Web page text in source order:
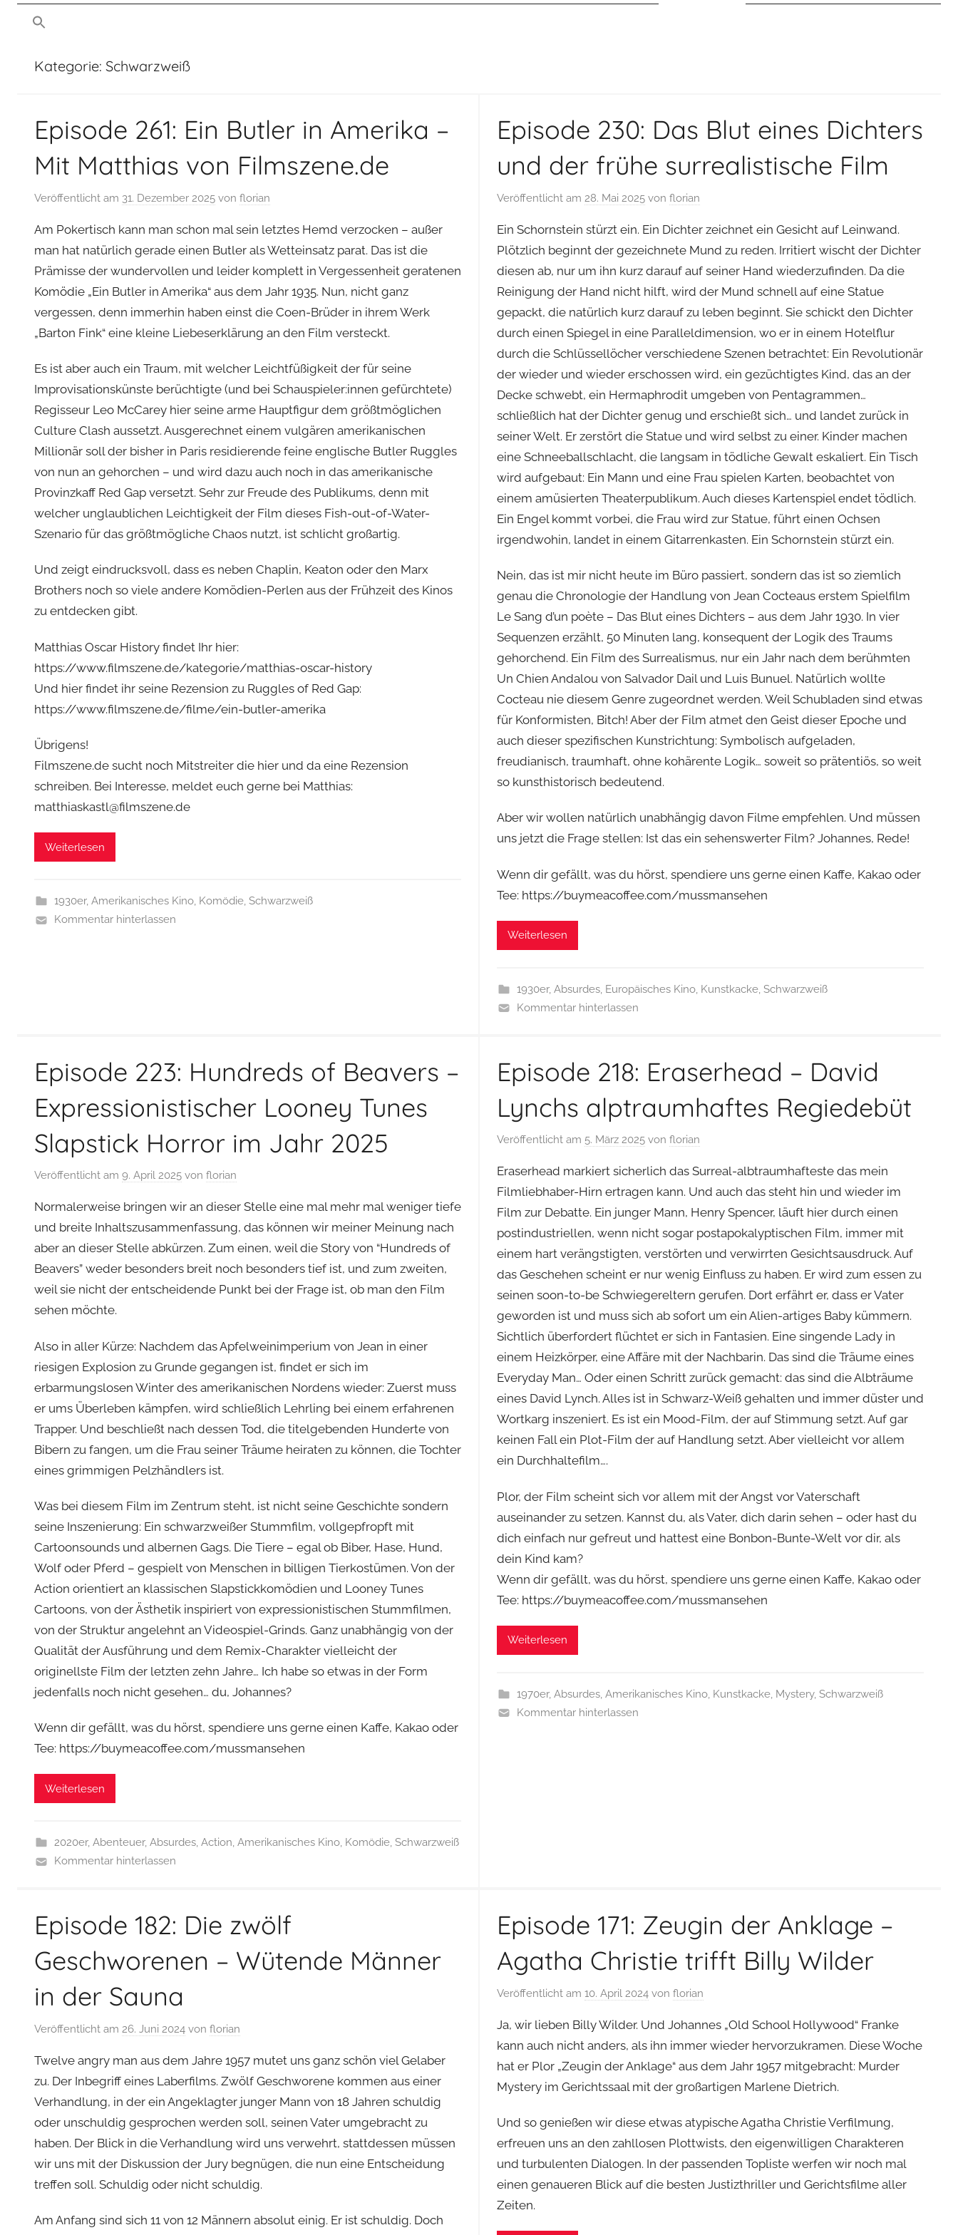
man
sehen
Podcast
mussmansehen.de
Kategorie: Schwarzweiß
Episode 261: Ein Butler in Amerika –
Mit Matthias von Filmszene.de
Veröffentlicht am 31. Dezember 2025 von florian
Am Pokertisch kann man schon mal sein letztes Hemd verzocken – außer
man hat natürlich gerade einen Butler als Wetteinsatz parat. Das ist die
Prämisse der wundervollen und leider komplett in Vergessenheit geratenen
Komödie „Ein Butler in Amerika“ aus dem Jahr 1935. Nun, nicht ganz
vergessen, denn immerhin haben einst die Coen-Brüder in ihrem Werk
„Barton Fink“ eine kleine Liebeserklärung an den Film versteckt.
Es ist aber auch ein Traum, mit welcher Leichtfüßigkeit der für seine
Improvisationskünste berüchtigte (und bei Schauspieler:innen gefürchtete)
Regisseur Leo McCarey hier seine arme Hauptfigur dem größtmöglichen
Culture Clash aussetzt. Ausgerechnet einem vulgären amerikanischen
Millionär soll der bisher in Paris residierende feine englische Butler Ruggles
von nun an gehorchen – und wird dazu auch noch in das amerikanische
Provinzkaff Red Gap versetzt. Sehr zur Freude des Publikums, denn mit
welcher unglaublichen Leichtigkeit der Film dieses Fish-out-of-Water-
Szenario für das größtmögliche Chaos nutzt, ist schlicht großartig.
Und zeigt eindrucksvoll, dass es neben Chaplin, Keaton oder den Marx
Brothers noch so viele andere Komödien-Perlen aus der Frühzeit des Kinos
zu entdecken gibt.
Matthias Oscar History findet Ihr hier:
https://www.filmszene.de/kategorie/matthias-oscar-history
Und hier findet ihr seine Rezension zu Ruggles of Red Gap:
https://www.filmszene.de/filme/ein-butler-amerika
Übrigens!
Filmszene.de sucht noch Mitstreiter die hier und da eine Rezension
schreiben. Bei Interesse, meldet euch gerne bei Matthias:
matthiaskastl@filmszene.de
Weiterlesen
1930er, Amerikanisches Kino, Komödie, Schwarzweiß
Kommentar hinterlassen
Episode 230: Das Blut eines Dichters
und der frühe surrealistische Film
Veröffentlicht am 28. Mai 2025 von florian
Ein Schornstein stürzt ein. Ein Dichter zeichnet ein Gesicht auf Leinwand.
Plötzlich beginnt der gezeichnete Mund zu reden. Irritiert wischt der Dichter
diesen ab, nur um ihn kurz darauf auf seiner Hand wiederzufinden. Da die
Reinigung der Hand nicht hilft, wird der Mund schnell auf eine Statue
gepackt, die natürlich kurz darauf zu leben beginnt. Sie schickt den Dichter
durch einen Spiegel in eine Paralleldimension, wo er in einem Hotelflur
durch die Schlüssellöcher verschiedene Szenen betrachtet: Ein Revolutionär
der wieder und wieder erschossen wird, ein gezüchtigtes Kind, das an der
Decke schwebt, ein Hermaphrodit umgeben von Pentagrammen…
schließlich hat der Dichter genug und erschießt sich… und landet zurück in
seiner Welt. Er zerstört die Statue und wird selbst zu einer. Kinder machen
eine Schneeballschlacht, die langsam in tödliche Gewalt eskaliert. Ein Tisch
wird aufgebaut: Ein Mann und eine Frau spielen Karten, beobachtet von
einem amüsierten Theaterpublikum. Auch dieses Kartenspiel endet tödlich.
Ein Engel kommt vorbei, die Frau wird zur Statue, führt einen Ochsen
irgendwohin, landet in einem Gitarrenkasten. Ein Schornstein stürzt ein.
Nein, das ist mir nicht heute im Büro passiert, sondern das ist so ziemlich
genau die Chronologie der Handlung von Jean Cocteaus erstem Spielfilm
Le Sang d’un poète – Das Blut eines Dichters – aus dem Jahr 1930. In vier
Sequenzen erzählt, 50 Minuten lang, konsequent der Logik des Traums
gehorchend. Ein Film des Surrealismus, nur ein Jahr nach dem berühmten
Un Chien Andalou von Salvador Dail und Luis Bunuel. Natürlich wollte
Cocteau nie diesem Genre zugeordnet werden. Weil Schubladen sind etwas
für Konformisten, Bitch! Aber der Film atmet den Geist dieser Epoche und
auch dieser spezifischen Kunstrichtung: Symbolisch aufgeladen,
freudianisch, traumhaft, ohne kohärente Logik… soweit so prätentiös, so weit
so kunsthistorisch bedeutend.
Aber wir wollen natürlich unabhängig davon Filme empfehlen. Und müssen
uns jetzt die Frage stellen: Ist das ein sehenswerter Film? Johannes, Rede!
Wenn dir gefällt, was du hörst, spendiere uns gerne einen Kaffe, Kakao oder
Tee: https://buymeacoffee.com/mussmansehen
Weiterlesen
1930er, Absurdes, Europäisches Kino, Kunstkacke, Schwarzweiß
Kommentar hinterlassen
Episode 223: Hundreds of Beavers –
Expressionistischer Looney Tunes
Slapstick Horror im Jahr 2025
Veröffentlicht am 9. April 2025 von florian
Normalerweise bringen wir an dieser Stelle eine mal mehr mal weniger tiefe
und breite Inhaltszusammenfassung, das können wir meiner Meinung nach
aber an dieser Stelle abkürzen. Zum einen, weil die Story von “Hundreds of
Beavers” weder besonders breit noch besonders tief ist, und zum zweiten,
weil sie nicht der entscheidende Punkt bei der Frage ist, ob man den Film
sehen möchte.
Also in aller Kürze: Nachdem das Apfelweinimperium von Jean in einer
riesigen Explosion zu Grunde gegangen ist, findet er sich im
erbarmungslosen Winter des amerikanischen Nordens wieder: Zuerst muss
er ums Überleben kämpfen, wird schließlich Lehrling bei einem erfahrenen
Trapper. Und beschließt nach dessen Tod, die titelgebenden Hunderte von
Bibern zu fangen, um die Frau seiner Träume heiraten zu können, die Tochter
eines grimmigen Pelzhändlers ist.
Was bei diesem Film im Zentrum steht, ist nicht seine Geschichte sondern
seine Inszenierung: Ein schwarzweißer Stummfilm, vollgepfropft mit
Cartoonsounds und albernen Gags. Die Tiere – egal ob Biber, Hase, Hund,
Wolf oder Pferd – gespielt von Menschen in billigen Tierkostümen. Von der
Action orientiert an klassischen Slapstickkomödien und Looney Tunes
Cartoons, von der Ästhetik inspiriert von expressionistischen Stummfilmen,
von der Struktur angelehnt an Videospiel-Grinds. Ganz unabhängig von der
Qualität der Ausführung und dem Remix-Charakter vielleicht der
originellste Film der letzten zehn Jahre… Ich habe so etwas in der Form
jedenfalls noch nicht gesehen… du, Johannes?
Wenn dir gefällt, was du hörst, spendiere uns gerne einen Kaffe, Kakao oder
Tee: https://buymeacoffee.com/mussmansehen
Weiterlesen
2020er, Abenteuer, Absurdes, Action, Amerikanisches Kino, Komödie, Schwarzweiß
Kommentar hinterlassen
Episode 218: Eraserhead – David
Lynchs alptraumhaftes Regiedebüt
Veröffentlicht am 5. März 2025 von florian
Eraserhead markiert sicherlich das Surreal-albtraumhafteste das mein
Filmliebhaber-Hirn ertragen kann. Und auch das steht hin und wieder im
Film zur Debatte. Ein junger Mann, Henry Spencer, läuft hier durch einen
postindustriellen, wenn nicht sogar postapokalyptischen Film, immer mit
einem hart verängstigten, verstörten und verwirrten Gesichtsausdruck. Auf
das Geschehen scheint er nur wenig Einfluss zu haben. Er wird zum essen zu
seinen soon-to-be Schwiegereltern gerufen. Dort erfährt er, dass er Vater
geworden ist und muss sich ab sofort um ein Alien-artiges Baby kümmern.
Sichtlich überfordert flüchtet er sich in Fantasien. Eine singende Lady in
einem Heizkörper, eine Affäre mit der Nachbarin. Das sind die Träume eines
Everyday Man… Oder einen Schritt zurück gemacht: das sind die Albträume
eines David Lynch. Alles ist in Schwarz-Weiß gehalten und immer düster und
Wortkarg inszeniert. Es ist ein Mood-Film, der auf Stimmung setzt. Auf gar
keinen Fall ein Plot-Film der auf Handlung setzt. Aber vielleicht vor allem
ein Durchhaltefilm….
Plor, der Film scheint sich vor allem mit der Angst vor Vaterschaft
auseinander zu setzen. Kannst du, als Vater, dich darin sehen – oder hast du
dich einfach nur gefreut und hattest eine Bonbon-Bunte-Welt vor dir, als
dein Kind kam?
Wenn dir gefällt, was du hörst, spendiere uns gerne einen Kaffe, Kakao oder
Tee: https://buymeacoffee.com/mussmansehen
Weiterlesen
1970er, Absurdes, Amerikanisches Kino, Kunstkacke, Mystery, Schwarzweiß
Kommentar hinterlassen
Episode 182: Die zwölf
Geschworenen – Wütende Männer
in der Sauna
Veröffentlicht am 26. Juni 2024 von florian
Twelve angry man aus dem Jahre 1957 mutet uns ganz schön viel Gelaber
zu. Der Inbegriff eines Laberfilms. Zwölf Geschworene kommen aus einer
Verhandlung, in der ein Angeklagter junger Mann von 18 Jahren schuldig
oder unschuldig gesprochen werden soll, seinen Vater umgebracht zu
haben. Der Blick in die Verhandlung wird uns verwehrt, stattdessen müssen
wir uns mit der Diskussion der Jury begnügen, die nun eine Entscheidung
treffen soll. Schuldig oder nicht schuldig.
Am Anfang sind sich 11 von 12 Männern absolut einig. Er ist schuldig. Doch
Episode 171: Zeugin der Anklage –
Agatha Christie trifft Billy Wilder
Veröffentlicht am 10. April 2024 von florian
Ja, wir lieben Billy Wilder. Und Johannes „Old School Hollywood“ Franke
kann auch nicht anders, als ihn immer wieder hervorzukramen. Diese Woche
hat er Plor „Zeugin der Anklage“ aus dem Jahr 1957 mitgebracht: Murder
Mystery im Gerichtssaal mit der großartigen Marlene Dietrich.
Und so genießen wir diese etwas atypische Agatha Christie Verfilmung,
erfreuen uns an den zahllosen Plottwists, den eigenwilligen Charakteren
und turbulenten Dialogen. In der passenden Topliste werfen wir noch mal
einen genaueren Blick auf die besten Justizthriller und Gerichtsfilme aller
Zeiten.